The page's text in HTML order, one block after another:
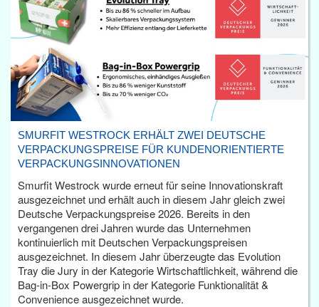
SMURFIT WESTROCK ERHÄLT ZWEI DEUTSCHE
VERPACKUNGSPREISE FÜR KUNDENORIENTIERTE
VERPACKUNGSINNOVATIONEN
Smurfit Westrock wurde erneut für seine Innovationskraft
ausgezeichnet und erhält auch in diesem Jahr gleich zwei
Deutsche Verpackungspreise 2026. Bereits in den
vergangenen drei Jahren wurde das Unternehmen
kontinuierlich mit Deutschen Verpackungspreisen
ausgezeichnet. In diesem Jahr überzeugte das Evolution
Tray die Jury in der Kategorie Wirtschaftlichkeit, während die
Bag-in-Box Powergrip in der Kategorie Funktionalität &
Convenience ausgezeichnet wurde.